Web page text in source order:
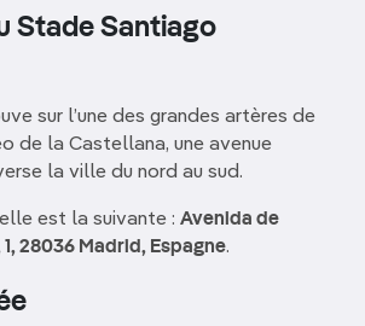
Stade Santiago
sur l’une des grandes artères de
de la Castellana, une avenue
la ville du nord au sud.
est la suivante : Avenida de
28036 Madrid, Espagne.